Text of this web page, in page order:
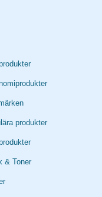
produkter
& Toner